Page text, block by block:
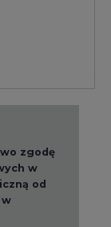
zgodę
w
od
w